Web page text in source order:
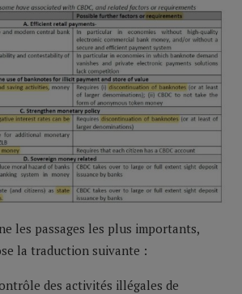
les passages les plus importants,
la traduction suivante :
des activités illégales de